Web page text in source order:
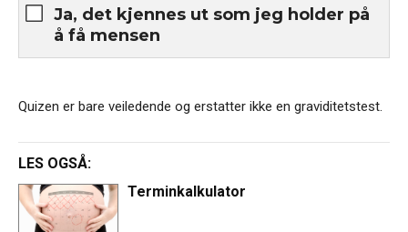
Ja, det kjennes ut som jeg holder på
å få mensen
Quizen er bare veiledende og erstatter ikke en graviditetstest.
LES OGSÅ:
Terminkalkulator